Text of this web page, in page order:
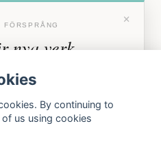
×
FÖRSPRÅNG
nya verk
innan vi annonserar
By continuing to
us using cookies